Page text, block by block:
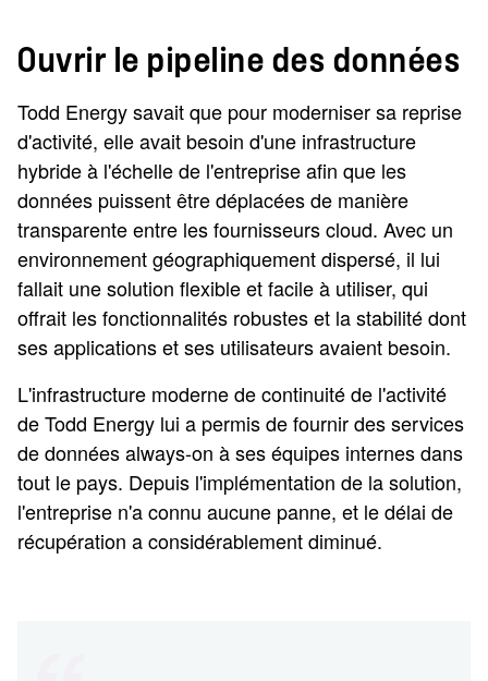
Ouvrir le pipeline des données
Todd Energy savait que pour moderniser sa reprise
d'activité, elle avait besoin d'une infrastructure
hybride à l'échelle de l'entreprise afin que les
données puissent être déplacées de manière
transparente entre les fournisseurs cloud. Avec un
environnement géographiquement dispersé, il lui
fallait une solution flexible et facile à utiliser, qui
offrait les fonctionnalités robustes et la stabilité dont
ses applications et ses utilisateurs avaient besoin.
L'infrastructure moderne de continuité de l'activité
de Todd Energy lui a permis de fournir des services
de données always-on à ses équipes internes dans
tout le pays. Depuis l'implémentation de la solution,
l'entreprise n'a connu aucune panne, et le délai de
récupération a considérablement diminué.